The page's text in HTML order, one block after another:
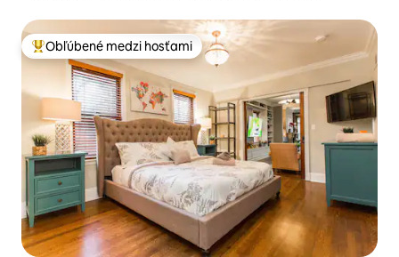
Najobľúbenejšie medzi hosťami
Obľúbené medzi hosťami